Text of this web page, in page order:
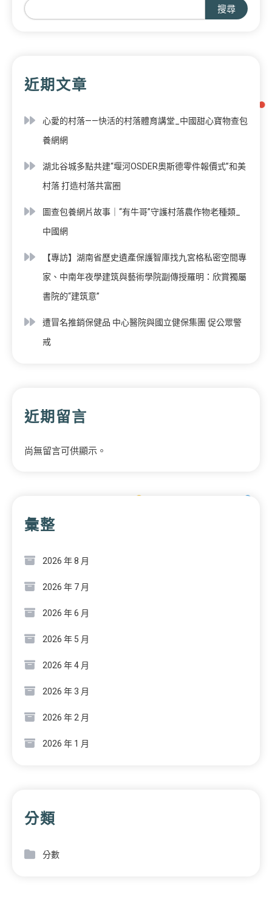
搜尋
近期文章
心愛的村落——快活的村落體育講堂_中國甜心寶物查包
養網網
湖北谷城多點共建“堰河OSDER奧斯德零件報價式”和美
村落 打造村落共富圈
圖查包養網片故事｜“有牛哥”守護村落農作物老種類_
中國網
【專訪】湖南省歷史遺產保護智庫找九宮格私密空間專
家、中南年夜學建筑與藝術學院副傳授羅明：欣賞獨屬
書院的“建筑意”
遭冒名推銷保健品 中心醫院與國立健保集團 促公眾警
戒
近期留言
尚無留言可供顯示。
彙整
2026 年 8 月
2026 年 7 月
2026 年 6 月
2026 年 5 月
2026 年 4 月
2026 年 3 月
2026 年 2 月
2026 年 1 月
分類
分數